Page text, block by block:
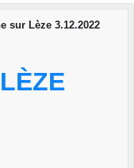
sur Lèze 3.12.2022